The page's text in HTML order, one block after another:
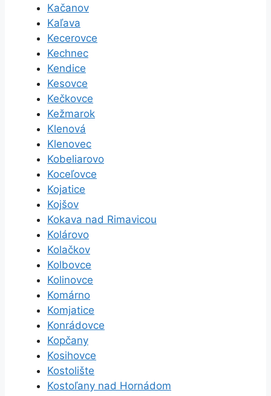
Kačanov
Kaľava
Kecerovce
Kechnec
Kendice
Kesovce
Kečkovce
Kežmarok
Klenová
Klenovec
Kobeliarovo
Koceľovce
Kojatice
Kojšov
Kokava nad Rimavicou
Kolárovo
Kolačkov
Kolbovce
Kolinovce
Komárno
Komjatice
Konrádovce
Kopčany
Kosihovce
Kostolište
Kostoľany nad Hornádom